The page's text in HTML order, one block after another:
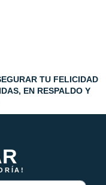
TU FELICIDAD
EN RESPALDO Y